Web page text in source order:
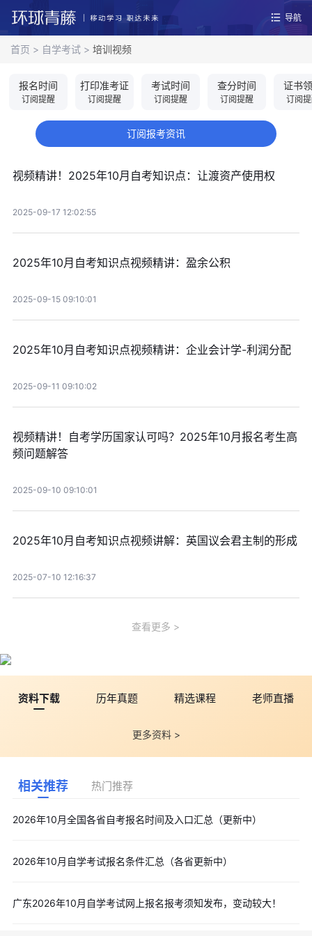
导航
首页 > 自学考试 > 培训视频
报名时间
订阅提醒
打印准考证
订阅提醒
考试时间
订阅提醒
查分时间
订阅提醒
证书
订阅
订阅报考资讯
视频精讲！2025年10月自考知识点：让渡资产使用权
2025-09-17 12:02:55
2025年10月自考知识点视频精讲：盈余公积
2025-09-15 09:10:01
2025年10月自考知识点视频精讲：企业会计学-利润分配
2025-09-11 09:10:02
视频精讲！自考学历国家认可吗？2025年10月报名考生高
频问题解答
2025-09-10 09:10:01
2025年10月自考知识点视频讲解：英国议会君主制的形成
2025-07-10 12:16:37
查看更多
资料下载 历年真题 精选课程 老师直播
更多资料 >
相关推荐 热门推荐
2026年10月全国各省自考报名时间及入口汇总（更新中）
2026年10月自学考试报名条件汇总（各省更新中）
广东2026年10月自学考试网上报名报考须知发布，变动较大！